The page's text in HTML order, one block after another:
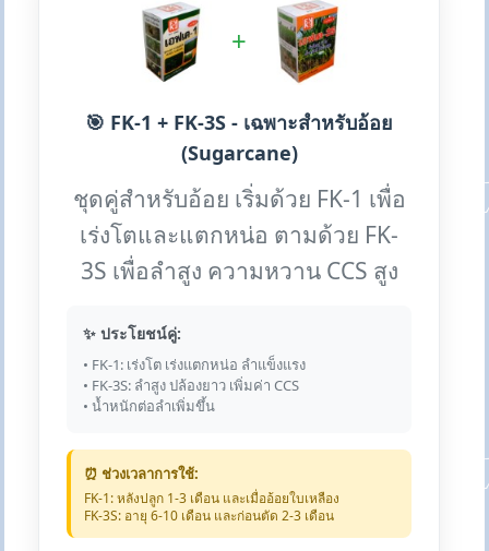
+
🎯 FK-1 + FK-3S - เฉพาะสำหรับอ้อย
(Sugarcane)
ชุดคู่สำหรับอ้อย เริ่มด้วย FK-1 เพื่อ
เร่งโตและแตกหน่อ ตามด้วย FK-
3S เพื่อลำสูง ความหวาน CCS สูง
✨ ประโยชน์คู่:
• FK-1: เร่งโต เร่งแตกหน่อ ลำแข็งแรง
• FK-3S: ลำสูง ปล้องยาว เพิ่มค่า CCS
• น้ำหนักต่อลำเพิ่มขึ้น
⏰ ช่วงเวลาการใช้:
FK-1: หลังปลูก 1-3 เดือน และเมื่ออ้อยใบเหลือง
FK-3S: อายุ 6-10 เดือน และก่อนตัด 2-3 เดือน